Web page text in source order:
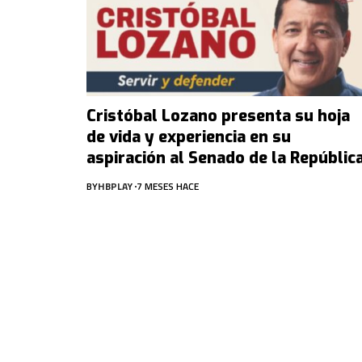
Cristóbal Lozano presenta su hoja
de vida y experiencia en su
aspiración al Senado de la
BYHBPLAY 7 MESES HACE